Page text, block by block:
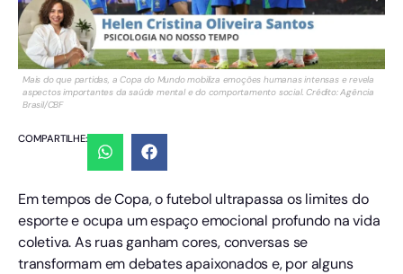
Mais do que partidas, a Copa do Mundo mobiliza emoções humanas intensas e revela
aspectos importantes da saúde mental e do comportamento social. Crédito: Agência
Brasil/CBF
COMPARTILHE:
Em tempos de Copa, o futebol ultrapassa os limites do
esporte e ocupa um espaço emocional profundo na vida
coletiva. As ruas ganham cores, conversas se
transformam em debates apaixonados e, por alguns